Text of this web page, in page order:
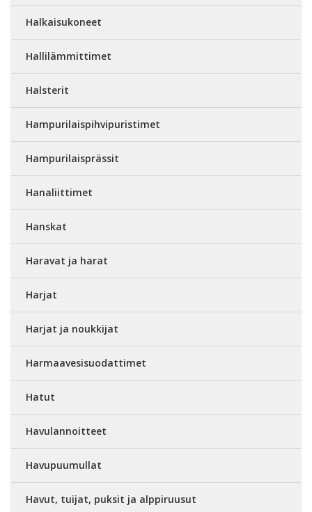
Halkaisukoneet
Hallilämmittimet
Halsterit
Hampurilaispihvipuristimet
Hampurilaisprässit
Hanaliittimet
Hanskat
Haravat ja harat
Harjat
Harjat ja noukkijat
Harmaavesisuodattimet
Hatut
Havulannoitteet
Havupuumullat
Havut, tuijat, puksit ja alppiruusut